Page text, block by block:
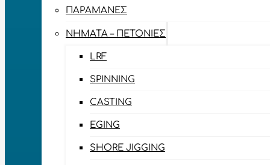
ΠΑΡΑΜΆΝΕΣ
ΝΉΜΑΤΑ – ΠΕΤΟΝΙΈΣ
LRF
SPINNING
CASTING
EGING
SHORE JIGGING